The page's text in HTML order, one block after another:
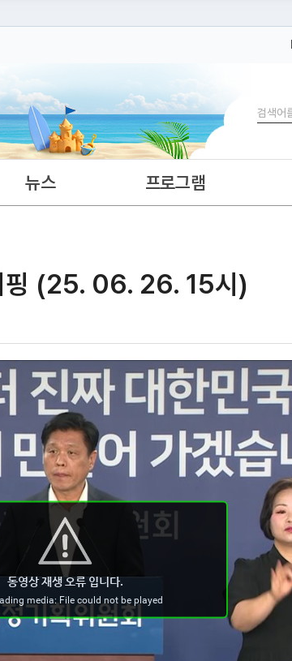
래 URL에서 도메인 주소를 확인해 보세요
검색
뉴스 프로그램
핑 (25. 06. 26. 15시)